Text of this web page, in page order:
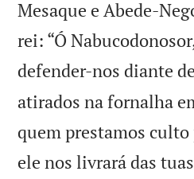
Mesaque e Abede-
rei: “Ó
defender-nos diante
atirados na fornalha
quem prestamos
ele nos livrará das